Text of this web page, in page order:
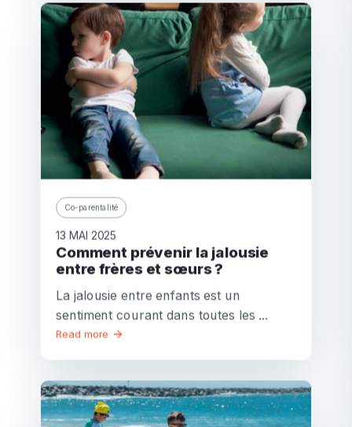
Co-parentalité
13 MAI 2025
Comment prévenir la jalousie
entre frères et sœurs ?
La jalousie entre enfants est un
sentiment courant dans toutes les ...
Read more